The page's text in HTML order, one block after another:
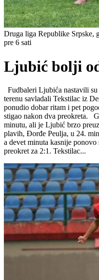
Druga liga Republike Srpske,
pre 6 sati
Ljubić bolji
Fudbaleri Ljubića nastavili
terenu savladali Tekstilac iz
ponudio dobar ritam i pet
stigao nakon dva preokreta.
minutu, ali je Ljubić brzo
plavih, Đorđe Peulja, u 24.
a devet minuta kasnije
preokret za 2:1. Tekstilac...